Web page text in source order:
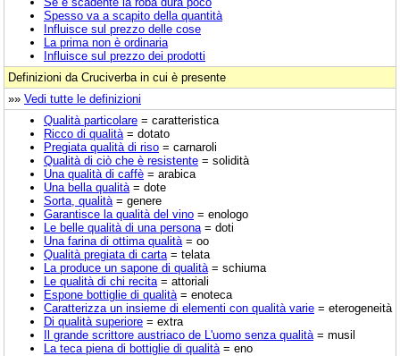
Spesso va a scapito della quantità
Influisce sul prezzo delle cose
La prima non è ordinaria
Influisce sul prezzo dei prodotti
Definizioni da Cruciverba in cui è presente
»» Vedi tutte le definizioni
Qualità particolare = caratteristica
Ricco di qualità = dotato
Pregiata qualità di riso = carnaroli
Qualità di ciò che è resistente = solidità
Una qualità di caffè = arabica
Una bella qualità = dote
Sorta, qualità = genere
Garantisce la qualità del vino = enologo
Le belle qualità di una persona = doti
Una farina di ottima qualità = oo
Qualità pregiata di carta = telata
La produce un sapone di qualità = schiuma
Le qualità di chi recita = attoriali
Espone bottiglie di qualità = enoteca
Caratterizza un insieme di elementi con qualità varie = eterogeneità
Di qualità superiore = extra
Il grande scrittore austriaco de L'uomo senza qualità = musil
La teca piena di bottiglie di qualità = eno